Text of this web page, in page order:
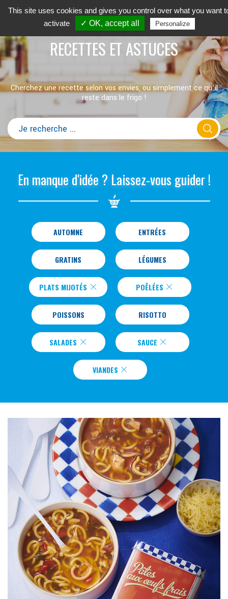
RECETTES ET ASTUCES
Cherchez une recette selon vos envies, ou simplement ce qu’il
reste dans le frigo !
En manque d'idée ? Laissez-vous guider !
AUTOMNE ENTRÉES
GRATINS LÉGUMES
PLATS MIJOTÉS POÊLÉES
POISSONS RISOTTO
SALADES SAUCE
VIANDES
DIFFICULTÉ
PRÉPARATION
10 Min
This site uses cookies and gives you control over what you want
activate
✓ OK, accept all Personalize